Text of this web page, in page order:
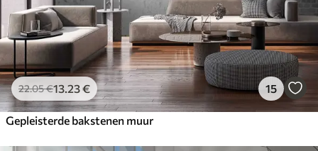
22.05€13.23€ 15
Gepleisterde bakstenen muur